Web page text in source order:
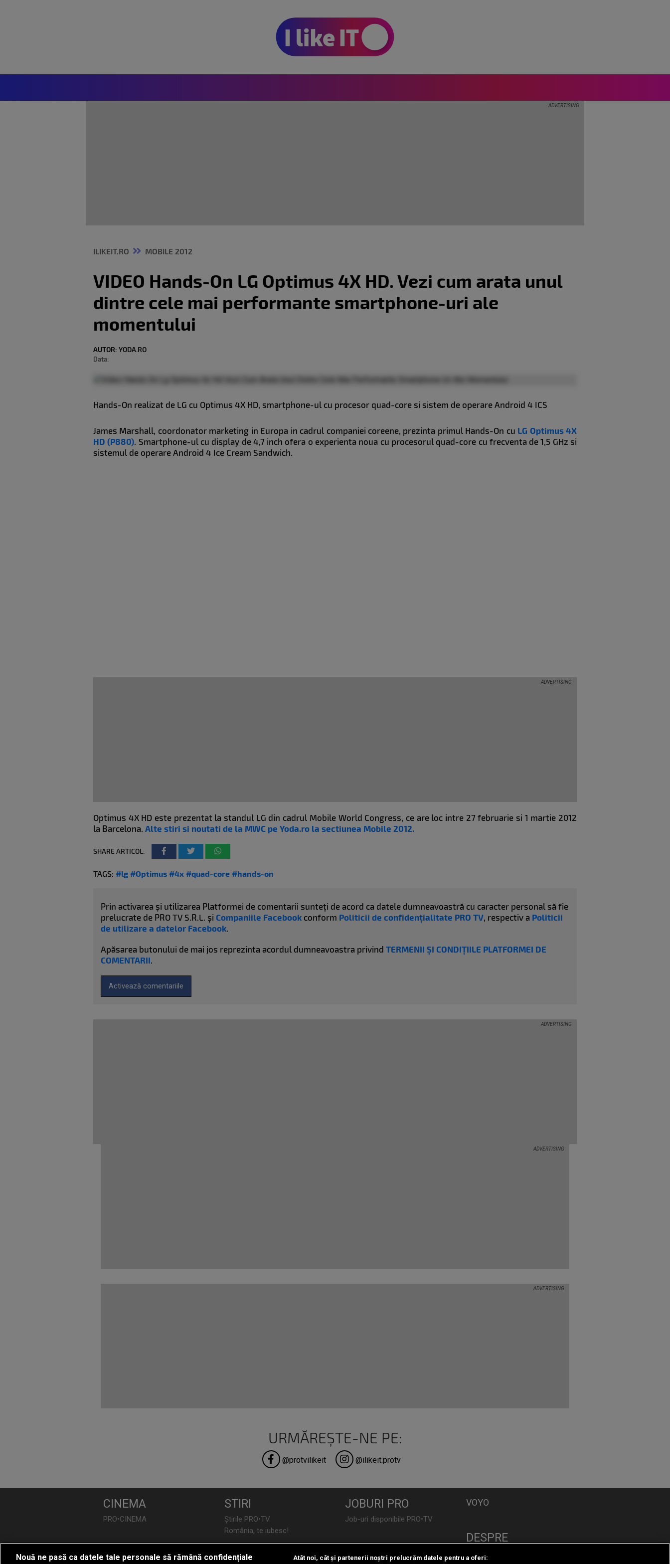
ILIKEIT.RO MOBILE 2012
VIDEO Hands-On LG Optimus 4X HD. Vezi cum arata unul
dintre cele mai performante smartphone-uri ale
momentului
AUTOR: YODA.RO
Data:
Hands-On realizat de LG cu Optimus 4X HD, smartphone-ul cu procesor quad-core si sistem de operare Android 4 ICS
James Marshall, coordonator marketing in Europa in cadrul companiei coreene, prezinta primul Hands-On cu LG Optimus 4X
HD (P880). Smartphone-ul cu display de 4,7 inch ofera o experienta noua cu procesorul quad-core cu frecventa de 1,5 GHz si
sistemul de operare Android 4 Ice Cream Sandwich.
Optimus 4X HD este prezentat la standul LG din cadrul Mobile World Congress, ce are loc intre 27 februarie si 1 martie 2012
la Barcelona. Alte stiri si noutati de la MWC pe Yoda.ro la sectiunea Mobile 2012.
SHARE ARTICOL:
TAGS: #lg #Optimus #4x #quad-core #hands-on
Prin activarea și utilizarea Platformei de comentarii sunteți de acord ca datele dumneavoastră cu caracter personal să fie
prelucrate de PRO TV S.R.L. și Companiile Facebook conform Politicii de confidențialitate PRO TV, respectiv a Politicii
de utilizare a datelor Facebook.
Apăsarea butonului de mai jos reprezinta acordul dumneavoastra privind TERMENII ȘI CONDIȚIILE PLATFORMEI DE
COMENTARII.
Activează comentariile
URMĂREȘTE-NE PE:
@protvilikeit @ilikeit.protv
CINEMA
PRO•CINEMA
DIVERTISMENT
STIRI
Știrile PRO•TV
România, te iubesc!
JOBURI PRO
Job-uri disponibile PRO•TV
LIFESTYLE
VOYO
DESPRE
Politica de Confidențialitate
Nouă ne pasă ca datele tale personale să rămână confidențiale Atât noi, cât și partenerii noștri prelucrăm datele pentru a oferi: